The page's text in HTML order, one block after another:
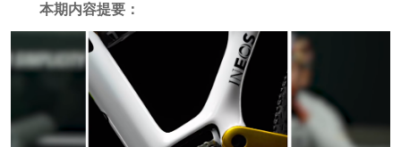
本期内容提要：